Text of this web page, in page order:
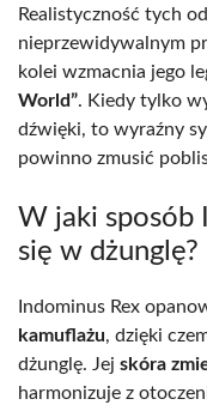
Realistyczność tych
nieprzewidywalnym
kolei wzmacnia jego
World”. Kiedy tylko
dźwięki, to wyraźny
powinno zmusić
W jaki sposób
się w dżunglę?
Indominus Rex
kamuflażu, dzięki
dżunglę. Jej skóra
harmonizuje z